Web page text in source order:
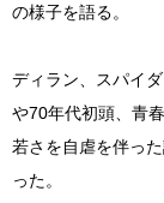
の様子を語る。
ディラン、スパイ
や70年代初頭、青
若さを自虐を伴っ
った。